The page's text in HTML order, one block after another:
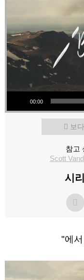
오디오 플레이어
00:00
보다
참고
Scott
시
"에서